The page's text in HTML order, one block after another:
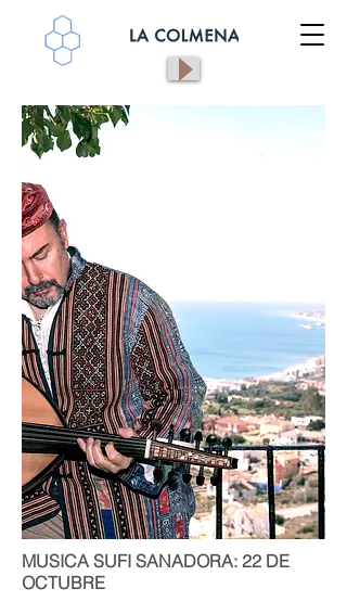
MUSICA SUFI SANADORA: 22 DE
OCTUBRE